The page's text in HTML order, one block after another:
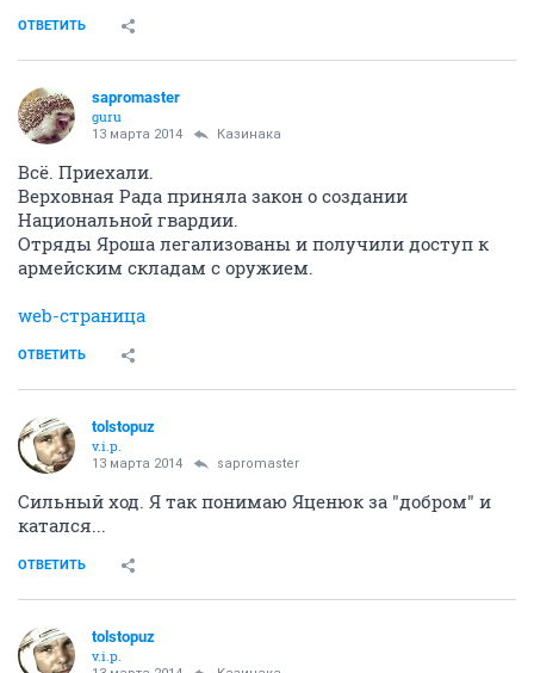
ОТВЕТИТЬ
sapromaster
guru
13 марта 2014 Казинака
Всё. Приехали.
Верховная Рада приняла закон о создании
Национальной гвардии.
Отряды Яроша легализованы и получили доступ к
армейским складам с оружием.
web-страница
ОТВЕТИТЬ
tolstopuz
v.i.p.
13 марта 2014 sapromaster
Сильный ход. Я так понимаю Яценюк за "добром" и
катался...
ОТВЕТИТЬ
tolstopuz
v.i.p.